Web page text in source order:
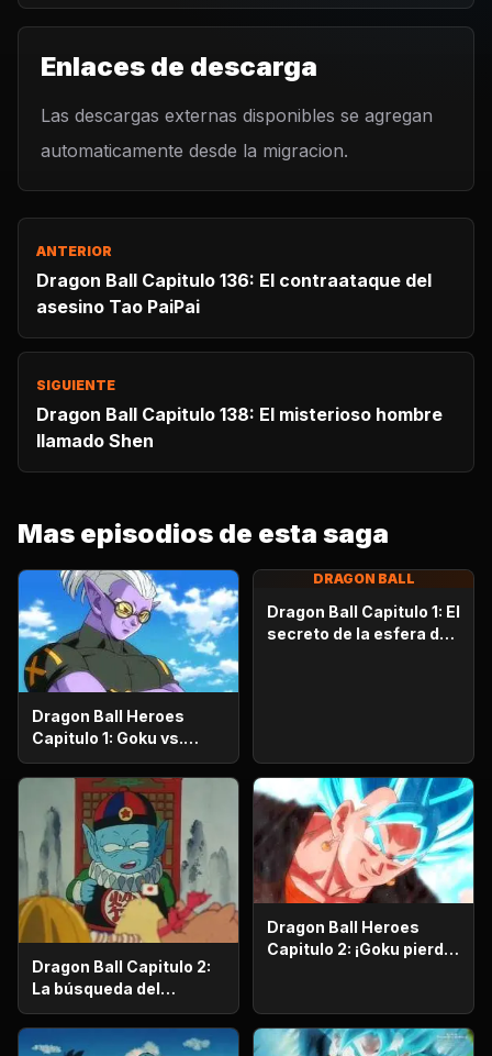
Enlaces de descarga
Las descargas externas disponibles se agregan
automaticamente desde la migracion.
ANTERIOR
Dragon Ball Capitulo 136: El contraataque del
asesino Tao PaiPai
SIGUIENTE
Dragon Ball Capitulo 138: El misterioso hombre
llamado Shen
Mas episodios de esta saga
Dragon Ball Heroes
Capitulo 1: Goku vs.
Goku. Inicia una
apasionante batalla en
la prisión planetaria!
DRAGON BALL
Dragon Ball Capitulo 1: El
secreto de la esfera del
Dragon Ball Capitulo 2:
La búsqueda del
emperador
Dragon Ball Heroes
Capitulo 2: ¡Goku pierde